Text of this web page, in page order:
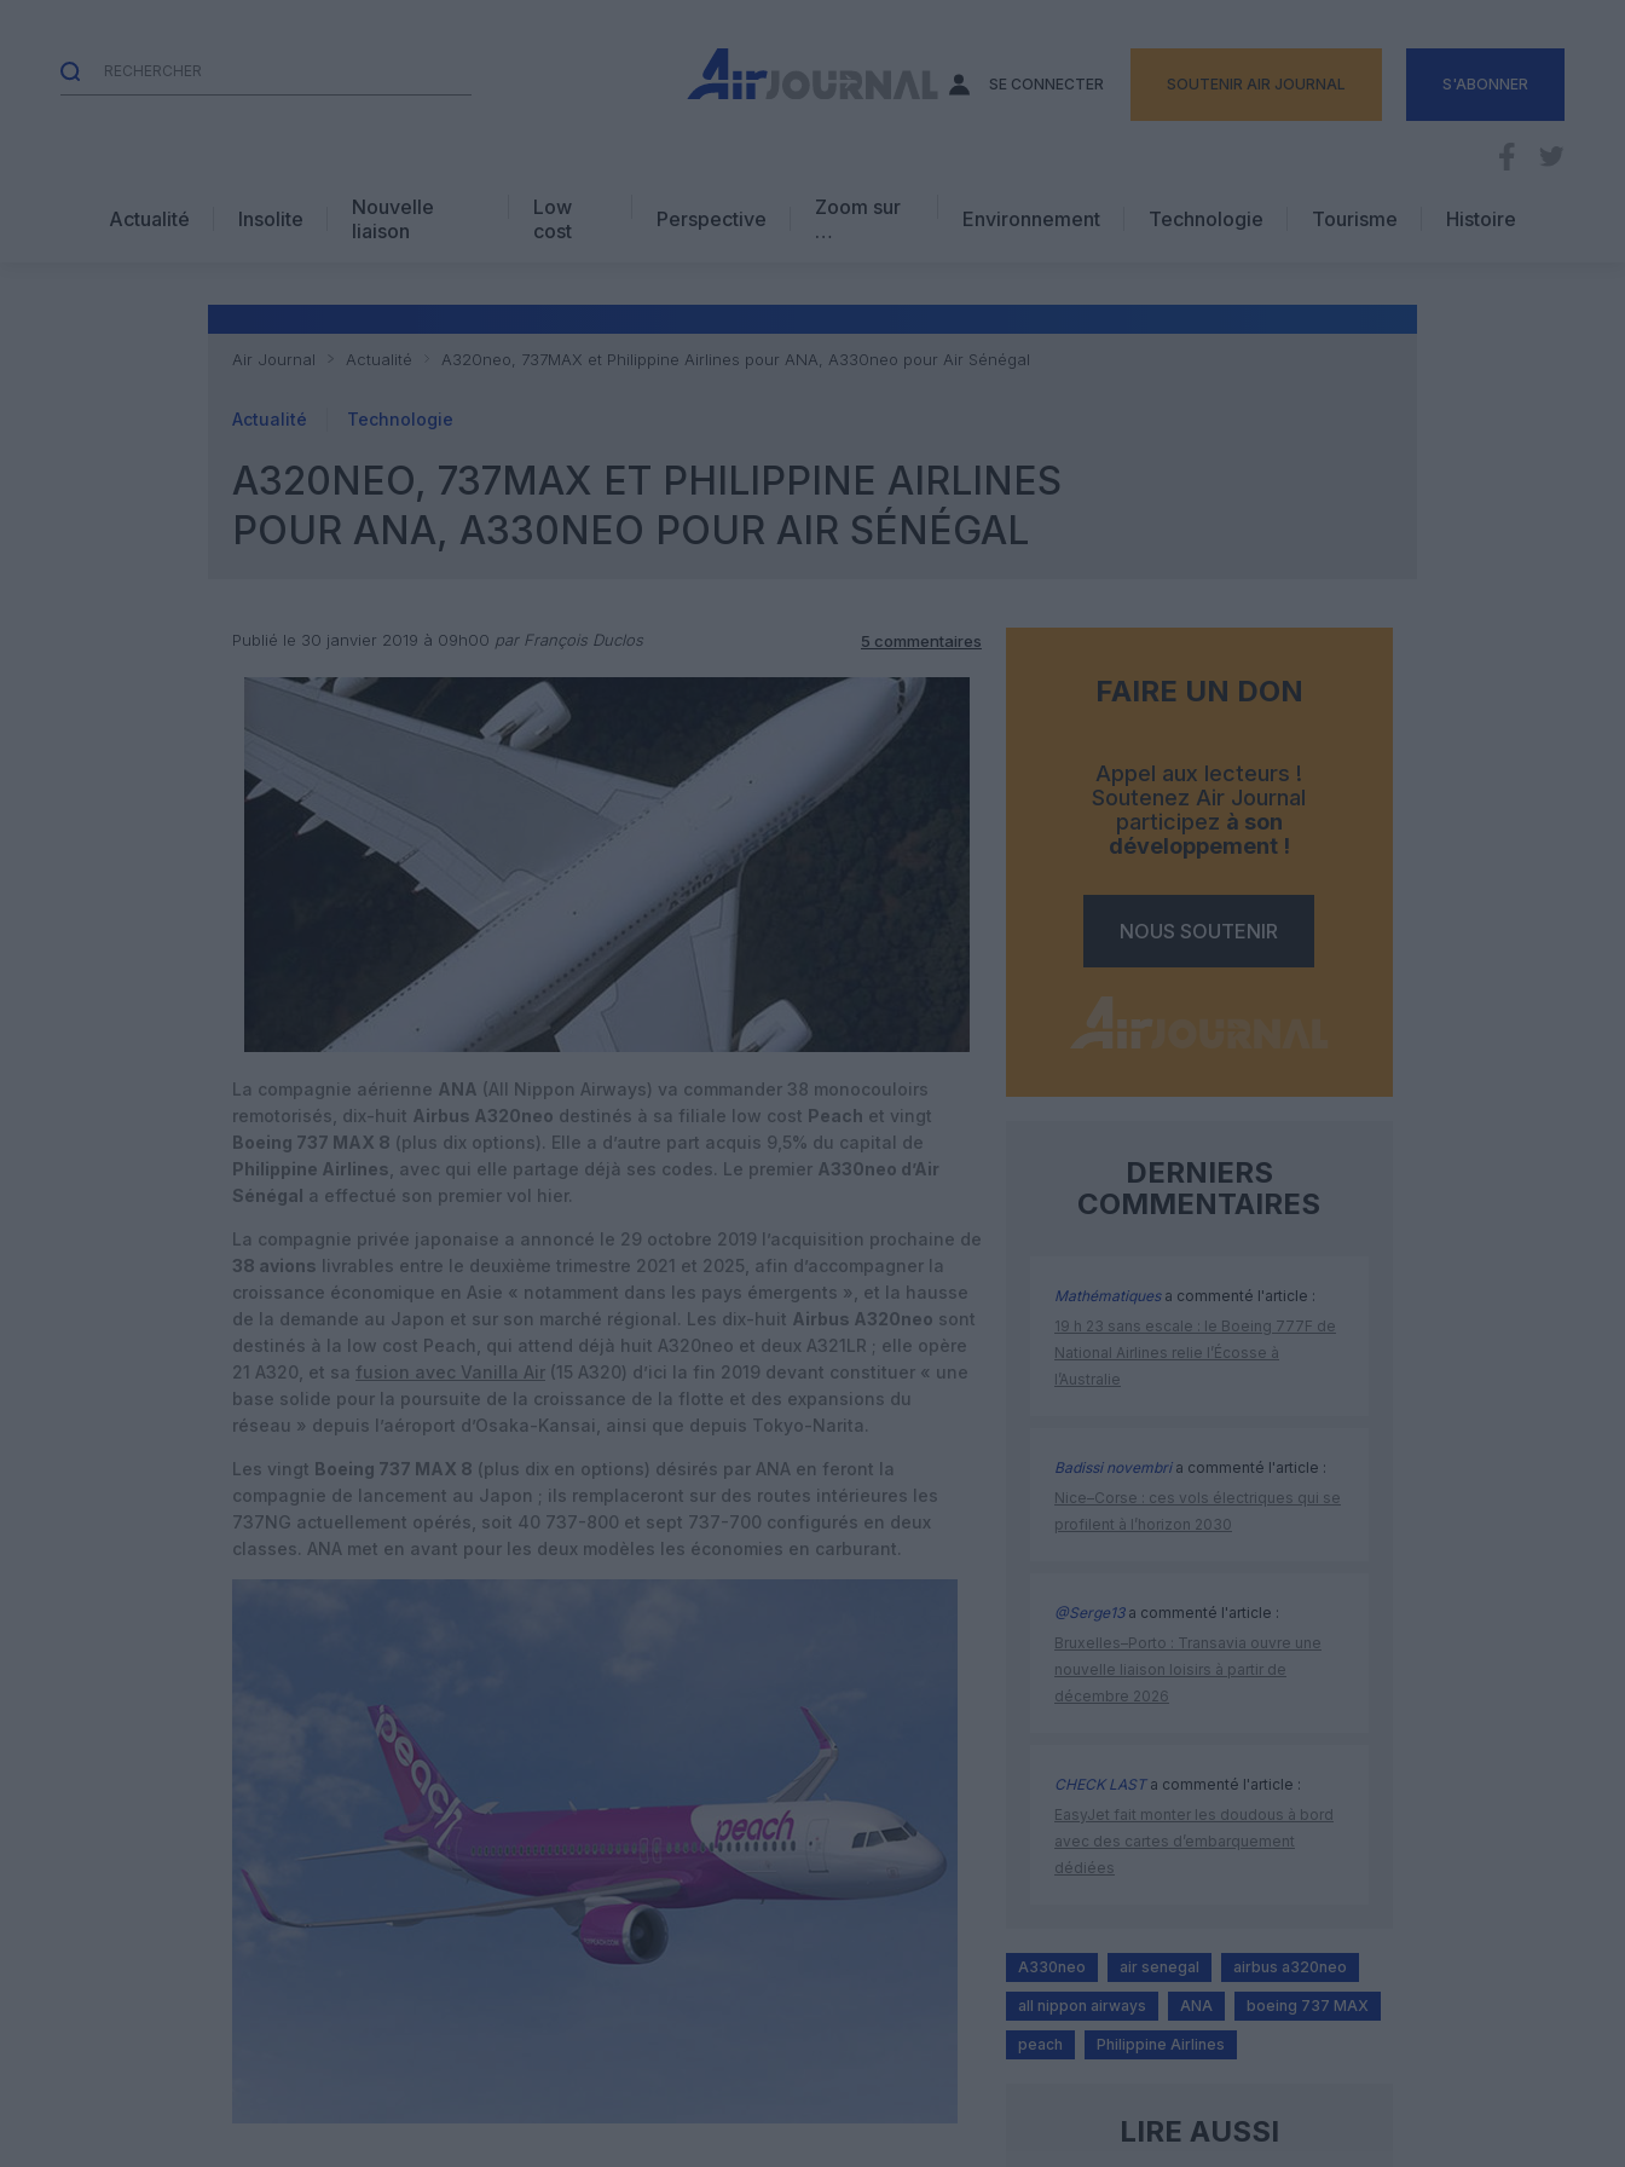
SE CONNECTER SOUTENIR AIR JOURNAL S'ABONNER
Actualité Insolite
Nouvelle
liaison
Low
cost
Perspective
Zoom sur
…
Avis d’expert
Environnement Technologie
Tourisme
Hôtellerie
Histoire
Air Journal Actualité A320neo, 737MAX et Philippine Airlines pour ANA, A330neo pour Air Sénégal
Actualité Technologie
A320NEO, 737MAX ET PHILIPPINE AIRLINES
POUR ANA, A330NEO POUR AIR SÉNÉGAL
Publié le 30 janvier 2019 à 09h00 par François Duclos 5 commentaires
La compagnie aérienne ANA (All Nippon Airways) va commander 38 monocouloirs
remotorisés, dix-huit Airbus A320neo destinés à sa filiale low cost Peach et vingt
Boeing 737 MAX 8 (plus dix options). Elle a d’autre part acquis 9,5% du capital de
Philippine Airlines , avec qui elle partage déjà ses codes. Le premier A330neo d’Air
Sénégal a effectué son premier vol hier.
La compagnie privée japonaise a annoncé le 29 octobre 2019 l’acquisition prochaine de
38 avions livrables entre le deuxième trimestre 2021 et 2025, afin d’accompagner la
croissance économique en Asie « notamment dans les pays émergents », et la hausse
de la demande au Japon et sur son marché régional. Les dix-huit Airbus A320neo sont
destinés à la low cost Peach, qui attend déjà huit A320neo et deux A321LR ; elle opère
21 A320, et sa fusion avec Vanilla Air (15 A320) d’ici la fin 2019 devant constituer « une
base solide pour la poursuite de la croissance de la flotte et des expansions du
réseau » depuis l’aéroport d’Osaka-Kansai, ainsi que depuis Tokyo-Narita.
Les vingt Boeing 737 MAX 8 (plus dix en options) désirés par ANA en feront la
compagnie de lancement au Japon ; ils remplaceront sur des routes intérieures les
737NG actuellement opérés, soit 40 737-800 et sept 737-700 configurés en deux
classes. ANA met en avant pour les deux modèles les économies en carburant.
FAIRE UN DON
Appel aux lecteurs !
Soutenez Air Journal
participez à son
développement !
NOUS SOUTENIR
DERNIERS
COMMENTAIRES
Mathématiquesa commenté l'article :
19 h 23 sans escale : le Boeing 777F de
National Airlines relie l’Écosse à
l’Australie
Badissi novembria commenté l'article :
Nice–Corse : ces vols électriques qui se
profilent à l’horizon 2030
@Serge13a commenté l'article :
Bruxelles–Porto : Transavia ouvre une
nouvelle liaison loisirs à partir de
décembre 2026
CHECK LASTa commenté l'article :
EasyJet fait monter les doudous à bord
avec des cartes d’embarquement
dédiées
A330neo air senegal airbus a320neo
all nippon airways ANA boeing 737 MAX
peach Philippine Airlines
LIRE AUSSI